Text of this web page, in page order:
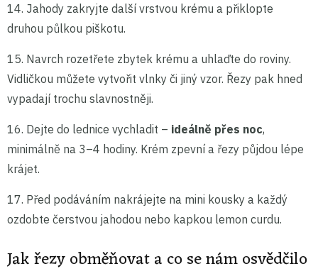
14. Jahody zakryjte další vrstvou krému a přiklopte
druhou půlkou piškotu.
15. Navrch rozetřete zbytek krému a uhlaďte do roviny.
Vidličkou můžete vytvořit vlnky či jiný vzor. Řezy pak hned
vypadají trochu slavnostněji.
16. Dejte do lednice vychladit – ideálně přes noc,
minimálně na 3–4 hodiny. Krém zpevní a řezy půjdou lépe
krájet.
17. Před podáváním nakrájejte na mini kousky a každý
ozdobte čerstvou jahodou nebo kapkou lemon curdu.
Jak řezy obměňovat a co se nám osvědčilo